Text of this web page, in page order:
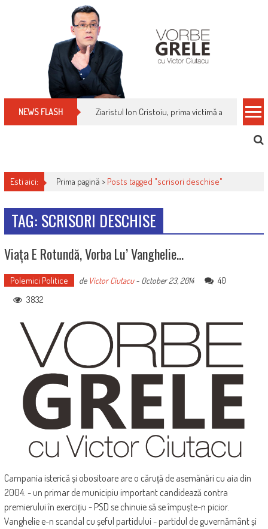
NEWS FLASH Ziaristul Ion Cristoiu, prima victimă a noi
Esti aici: Prima pagină > Posts tagged "scrisori deschise"
TAG: SCRISORI DESCHISE
Viața E Rotundă, Vorba Lu’ Vanghelie…
Polemici Politice de Victor Ciutacu- October 23, 2014
40
3832
Campania isterică și obositoare are o căruță de asemănări cu aia din
2004. - un primar de municipiu important candidează contra
premierului în exercițiu - PSD se chinuie să se împuște-n picior.
Vanghelie e-n scandal cu șeful partidului - partidul de guvernământ și